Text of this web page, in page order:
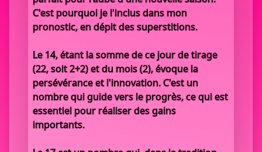
C'est pourquoi je l'inclus dans mon
pronostic, en dépit des superstitions.
Le 14, étant la somme de ce jour de tirage
(22, soit 2+2) et du mois (2), évoque la
persévérance et l'innovation. C'est un
nombre qui guide vers le progrès, ce qui est
essentiel pour réaliser des gains
importants.